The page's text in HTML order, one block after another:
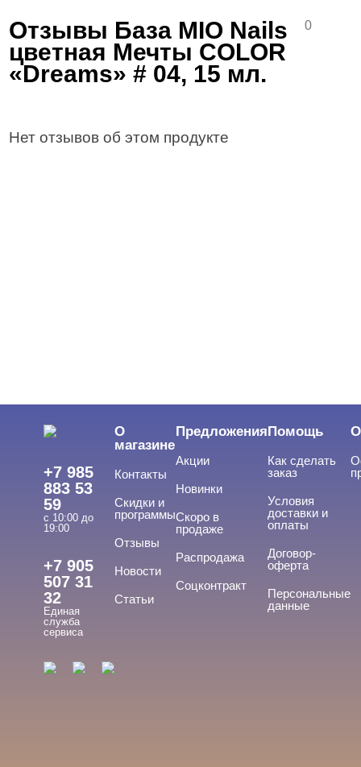
Отзывы База MIO Nails
цветная Мечты COLOR
«Dreams» # 04, 15 мл.
0
Нет отзывов об этом продукте
+7 985
883 53
59
с 10:00 до
19:00
+7 905
507 31
32
Единая
служба
сервиса
О
магазине
Контакты
Скидки и
программы
Отзывы
Новости
Статьи
Предложения
Акции
Новинки
Скоро в
продаже
Распродажа
Соцконтракт
Помощь
Как сделать
заказ
Условия
доставки и
оплаты
Договор-
оферта
Персональные
данные